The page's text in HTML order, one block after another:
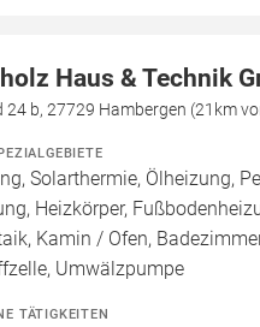
Haus & Technik
24 b, 27729 Hambergen (21km
Solarthermie, Ölheizung,
Heizkörper,
Kamin / Ofen,
Umwälzpumpe
TÄTIGKEITEN